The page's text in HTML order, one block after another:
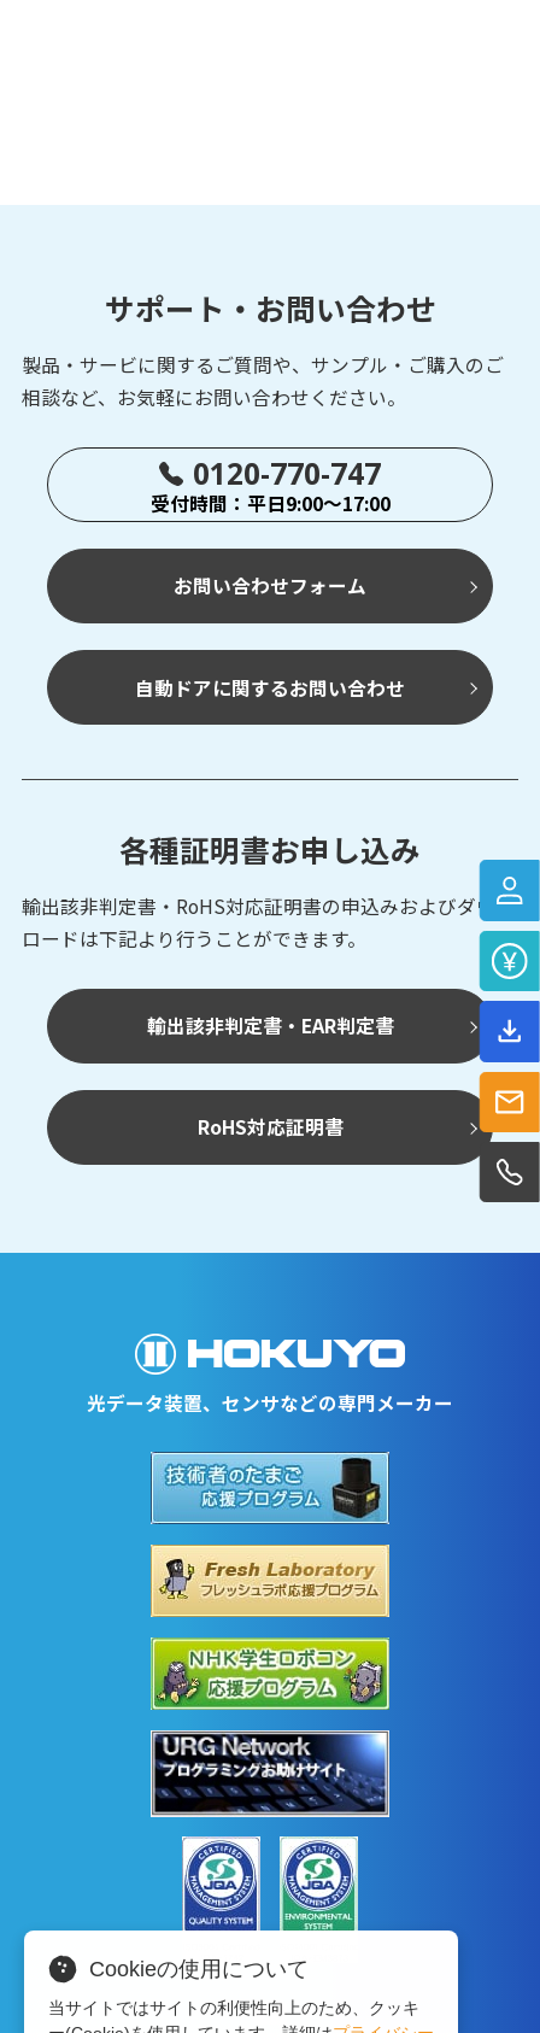
サポート・お問い合わせ
製品・サービに関するご質問や、サンプル・ご購入の ご
相談など、お気軽にお問い合わせください。
0120-770-747
受付時間：平日9:00～17:00
お問い合わせフォーム
自動ドアに関するお問い合わせ
各種証明書お申し込み
輸出該非判定書・RoHS対応証明書の申込みおよびダウン
ロードは下記より行うことができます。
輸出該非判定書・EAR判定書
RoHS対応証明書
光データ装置、センサなどの専門メーカー
Cookieの使用について
当サイトではサイトの利便性向上のため、クッキ